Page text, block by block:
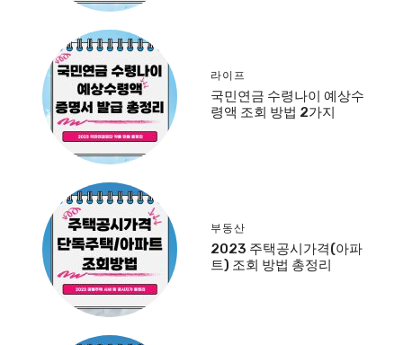
라이프
국민연금 수령나이 예상수
령액 조회 방법 2가지
부동산
2023 주택공시가격(아파
트) 조회 방법 총정리